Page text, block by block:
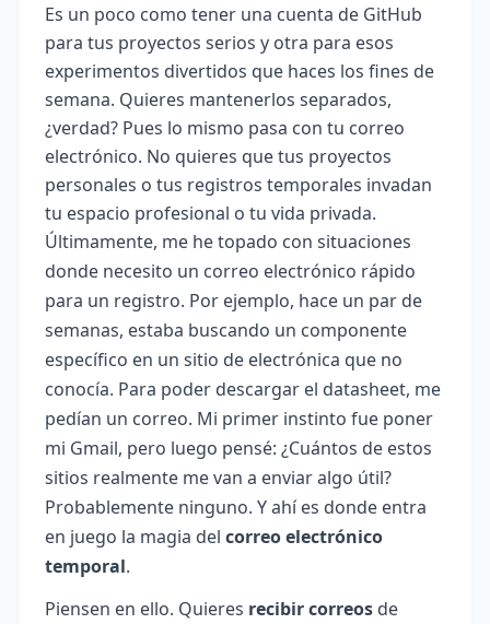
Es un poco como tener una cuenta de GitHub
para tus proyectos serios y otra para esos
experimentos divertidos que haces los fines de
semana. Quieres mantenerlos separados,
¿verdad? Pues lo mismo pasa con tu correo
electrónico. No quieres que tus proyectos
personales o tus registros temporales invadan
tu espacio profesional o tu vida privada.
Últimamente, me he topado con situaciones
donde necesito un correo electrónico rápido
para un registro. Por ejemplo, hace un par de
semanas, estaba buscando un componente
específico en un sitio de electrónica que no
conocía. Para poder descargar el datasheet, me
pedían un correo. Mi primer instinto fue poner
mi Gmail, pero luego pensé: ¿Cuántos de estos
sitios realmente me van a enviar algo útil?
Probablemente ninguno. Y ahí es donde entra
en juego la magia del correo electrónico
temporal.
Piensen en ello. Quieres recibir correos de